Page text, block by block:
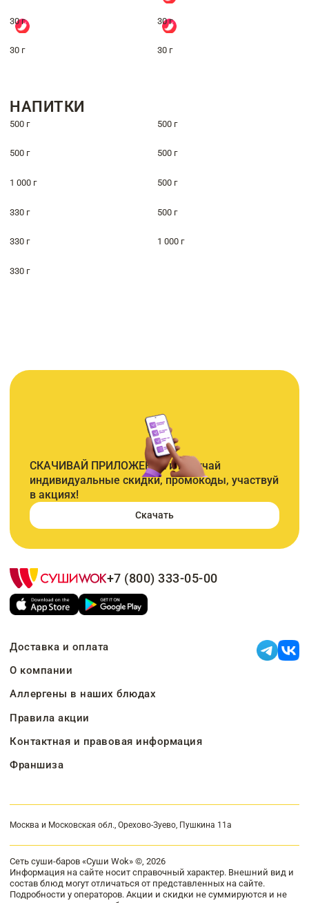
30 г 30 г
30 г 30 г
НАПИТКИ
500 г 500 г
500 г 500 г
1 000 г 500 г
330 г 500 г
330 г 1 000 г
330 г
СКАЧИВАЙ ПРИЛОЖЕНИЕ и получай
индивидуальные скидки, промокоды, участвуй
в акциях!
Скачать
+7 (800) 333-05-00
Доставка и оплата
О компании
Аллергены в наших блюдах
Правила акции
Контактная и правовая информация
Франшиза
Москва и Московская обл., Орехово-Зуево, Пушкина 11а
Сеть суши-баров «Суши Wok» ©, 2026
Информация на сайте носит справочный характер. Внешний вид и
состав блюд могут отличаться от представленных на сайте.
Подробности у операторов. Акции и скидки не суммируются и не